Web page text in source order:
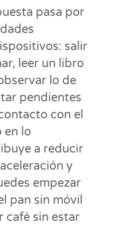
pasa por
salir
leer un libro
lo de
pendientes
con el
en lo
a reducir
y
empezar
pan sin móvil
café sin estar